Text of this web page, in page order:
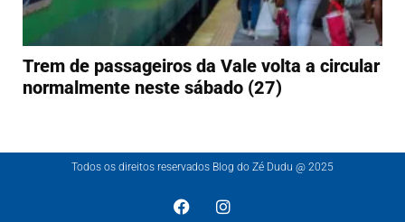
Trem de passageiros da Vale volta a circular
normalmente neste sábado (27)
Todos os direitos reservados Blog do Zé Dudu @ 2025